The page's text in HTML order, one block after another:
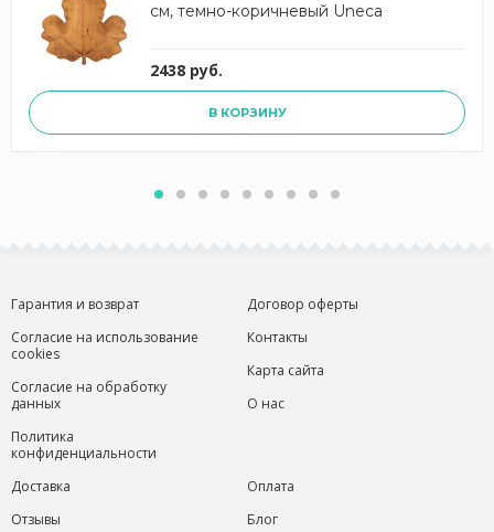
см, темно-коричневый Uneca
2438 руб.
В КОРЗИНУ
Гарантия и возврат
Согласие на использование
cookies
Согласие на обработку
данных
Политика
конфиденциальности
Договор оферты
Контакты
Карта сайта
О нас
Доставка
Отзывы
Оплата
Блог